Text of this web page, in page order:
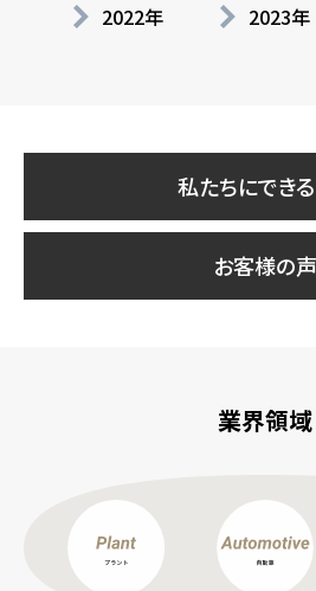
2022年
2023年
私たちにでき
お客様の声
業界領域